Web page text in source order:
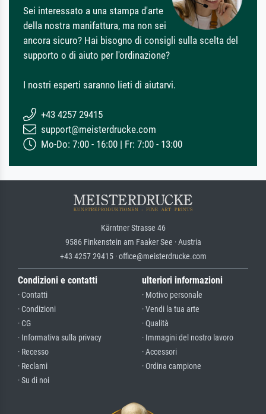
Sei interessato a una stampa d'arte
della nostra manifattura, ma non sei
ancora sicuro? Hai bisogno di consigli sulla scelta del
supporto o di aiuto per l'ordinazione?
I nostri esperti saranno lieti di aiutarvi.
+43 4257 29415
support@meisterdrucke.com
Mo-Do: 7:00 - 16:00 | Fr: 7:00 - 13:00
Kärntner Strasse 46
9586 Finkenstein am Faaker See · Austria
+43 4257 29415 · office@meisterdrucke.com
Condizioni e contatti
· Contatti
· Condizioni
· CG
· Informativa sulla privacy
· Recesso
· Reclami
· Su di noi
ulteriori informazioni
· Motivo personale
· Vendi la tua arte
· Qualità
· Immagini del nostro lavoro
· Accessori
· Ordina campione